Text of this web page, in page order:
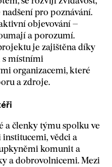
pro poznávání.
objevování –
a porozumí.
je zajištěna díky
s místními
organizacemi, které
a zdroje.
členky týmu spolku ve
vědci a
komunit a
a dobrovolnicemi. Mezi